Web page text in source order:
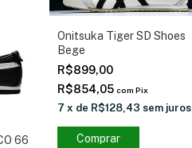
66
Onitsuka Tiger SD Shoes
Bege
R$899,00
R$854,05 com Pix
7 x de R$128,43 sem juros
Comprar